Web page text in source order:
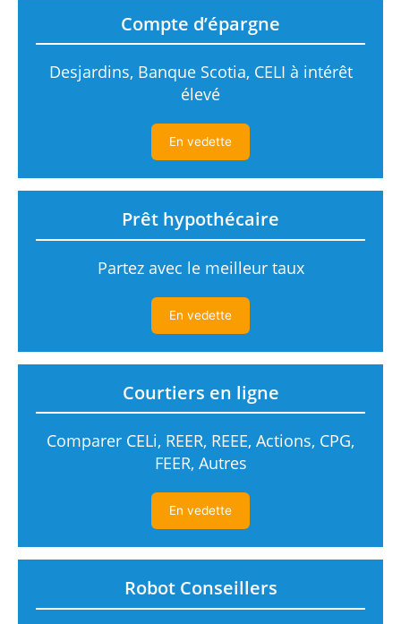
Compte d’épargne
Desjardins, Banque Scotia, CELI à intérêt
élevé
En vedette
Prêt hypothécaire
Partez avec le meilleur taux
En vedette
Courtiers en ligne
Comparer CELi, REER, REEE, Actions, CPG,
FEER, Autres
En vedette
Robot Conseillers